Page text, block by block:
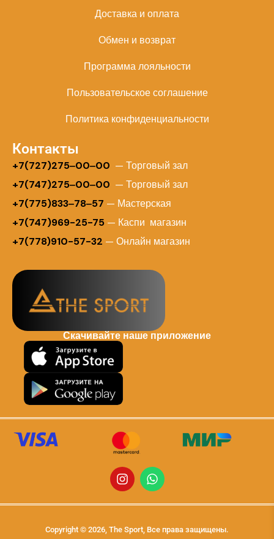
Доставка и оплата
Обмен и возврат
Программа лояльности
Пользовательское соглашение
Политика конфиденциальности
Контакты
+7(727)275‒00‒00 — Торговый зал
+7(747)275‒00‒00 — Торговый зал
+7(775)833‒78‒57 — Мастерская
+7(747)969-25-75 — Каспи магазин
+7(778)910-57-32 — Онлайн магазин
Скачивайте наше приложение
Copyright © 2026, The Sport, Все права защищены.